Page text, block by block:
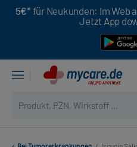
5€* für Neukunden: Im Web
Jetzt App